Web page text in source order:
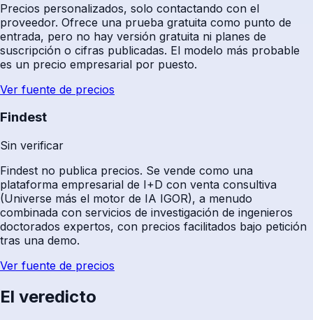
Precios personalizados, solo contactando con el
proveedor. Ofrece una prueba gratuita como punto de
entrada, pero no hay versión gratuita ni planes de
suscripción o cifras publicadas. El modelo más probable
es un precio empresarial por puesto.
Ver fuente de precios
Findest
Sin verificar
Findest no publica precios. Se vende como una
plataforma empresarial de I+D con venta consultiva
(Universe más el motor de IA IGOR), a menudo
combinada con servicios de investigación de ingenieros
doctorados expertos, con precios facilitados bajo petición
tras una demo.
Ver fuente de precios
El veredicto